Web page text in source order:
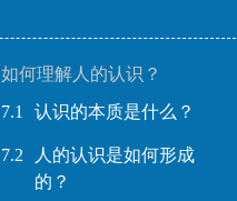
如何理解人的认识？
7.1
认识的本质是什么？
7.2
人的认识是如何形成
的？